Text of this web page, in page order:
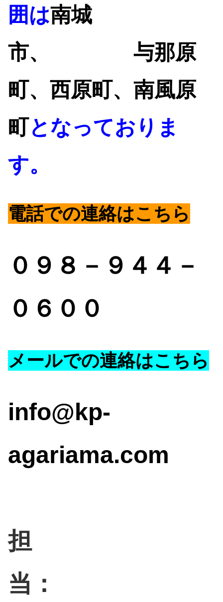
囲は南城
市、
与那原
町、西原町、南風原
町となっておりま
す。
電話での連絡はこちら
０ ９８－９４４－
０６００
メールでの連絡はこちら
info@kp-
agariama.com
担
当：